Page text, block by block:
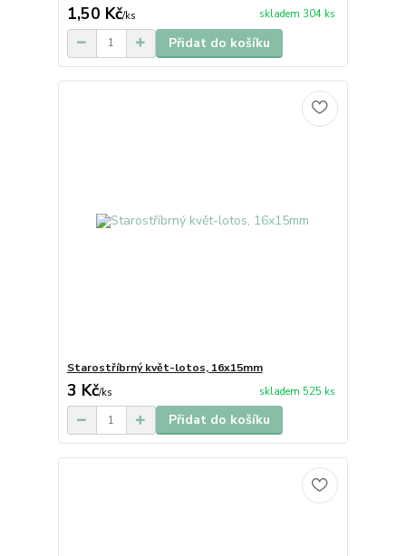
1,50 Kč/ks skladem 304 ks
Přidat do košíku
Starostříbrný květ-lotos, 16x15mm
3 Kč/ks skladem 525 ks
Přidat do košíku